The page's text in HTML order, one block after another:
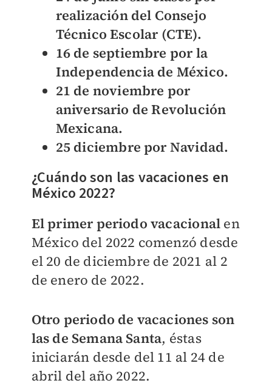
realización del Consejo
Técnico Escolar (CTE).
16 de septiembre por la
Independencia de México.
21 de noviembre por
aniversario de Revolución
Mexicana.
25 diciembre por Navidad.
¿Cuándo son las vacaciones en
México 2022?
El primer periodo vacacional en
México del 2022 comenzó desde
el 20 de diciembre de 2021 al 2
de enero de 2022.
Otro periodo de vacaciones son
las de Semana Santa, éstas
iniciarán desde del 11 al 24 de
abril del año 2022.